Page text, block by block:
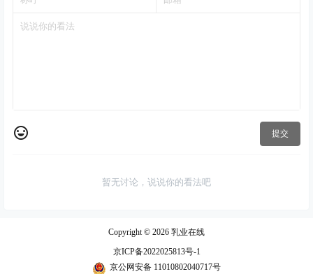
提交
暂无讨论，说说你的看法吧
Copyright © 2026 乳业在线
京ICP备2022025813号-1
京公网安备 11010802040717号